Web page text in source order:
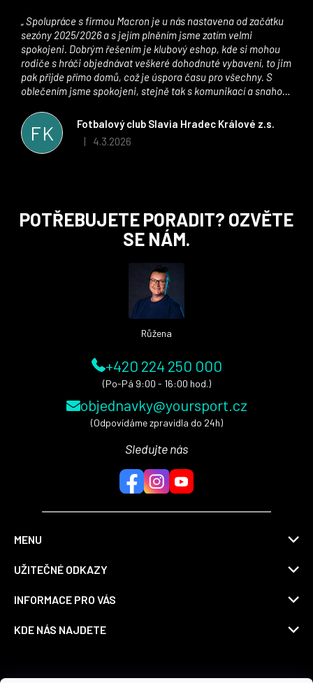
FK
Fotbalový club Slavia Hradec Králové z.s.
Hodnocení obchodu je 5 z 5 hvězdiček.
| 4.3.2026
sezóny 2025/2026 a s jejím plněním jsme zatím velmi
spokojeni. Dobrým řešením je klubový eshop, kde si mohou
rodiče s hráči objednávat veškeré dohodnuté vybavení, to jim
pak přijde přímo domů, což je úspora času pro všechny. S
oblečením jsme spokojeni, stejně tak s komunikací a snahou
stran. Věříme, že v tomto duchu bude spolupráce pokračovat
i nadále, nyní už začínáme řešit i první sady dresů ;)
POTŘEBUJETE PORADIT? OZVĚTE
SE NÁM.
Růžena
+420 224 250 000
(Po-Pá 9:00 - 16:00 hod.)
objednavky@yoursport.cz
(Odpovídáme zpravidla do 24h)
Sledujte nás
MENU
UŽITEČNÉ ODKAZY
INFORMACE PRO VÁS
KDE NÁS NAJDETE